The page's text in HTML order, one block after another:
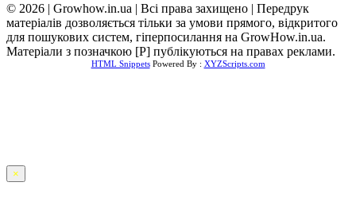
© 2026 | Growhow.in.ua | Всі права захищено | Передрук
матеріалів дозволяється тільки за умови прямого, відкритого
для пошукових систем, гіперпосилання на GrowHow.in.ua.
Матеріали з позначкою [Р] публікуються на правах реклами.
HTML SnippetsPowered By : XYZScripts.com
×